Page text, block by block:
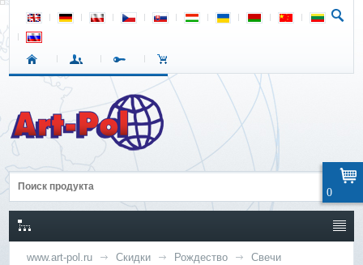
www.art-pol.ru Скидки Рождество
Свечи
0